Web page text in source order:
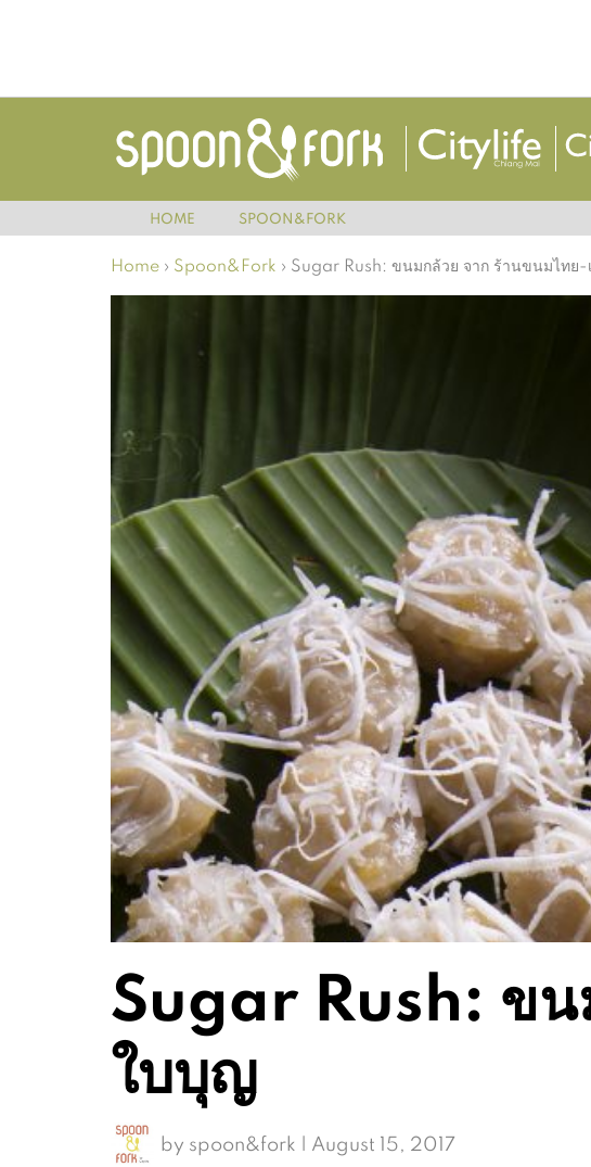
HOME SPOON&FORK
Home › Spoon&Fork › Sugar Rush: ขนมกล้วย จาก ร้านขนมไทย-
Sugar Rush: ขน
ใบบุญ
by spoon&fork | August 15, 2017